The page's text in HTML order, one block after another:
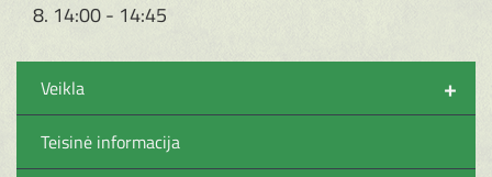
8. 14:00 - 14:45
+
Veikla
Teisinė informacija